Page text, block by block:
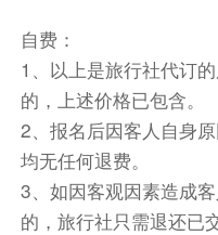
用餐：早餐含 午餐
住宿：潮州
餐饮
早餐：已含
中餐
住宿
潮州
自费：
1、以上是旅行社代订
的，上述价格已包含。
2、报名后因客人自身
均无任何退费。
3、如因客观因素造成
的，旅行社只需退还已